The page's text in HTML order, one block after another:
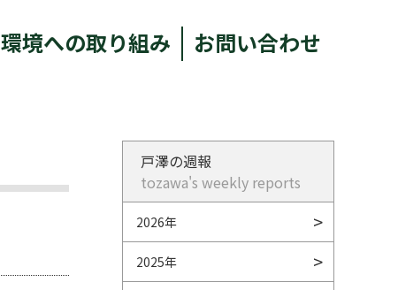
環境への取り組み お問い合わせ
戸澤の週報
tozawa's weekly reports
2026年
2025年